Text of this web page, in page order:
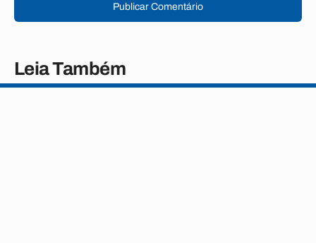
Publicar Comentário
Leia Também